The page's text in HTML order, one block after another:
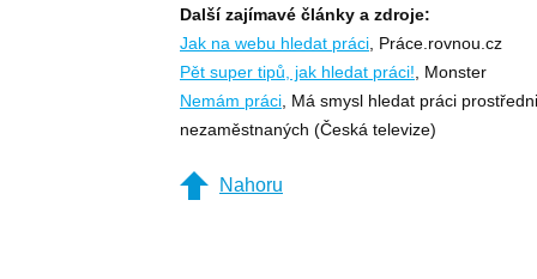
Další zajímavé články a zdroje:
Jak na webu hledat práci , Práce.rovnou.cz
Pět super tipů, jak hledat práci! , Monster
Nemám práci , Má smysl hledat práci
nezaměstnaných (Česká televize)
Nahoru